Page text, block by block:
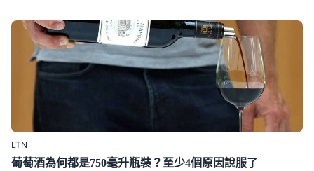
LTN
葡萄酒為何都是750毫升瓶裝？至少4個原因說服了